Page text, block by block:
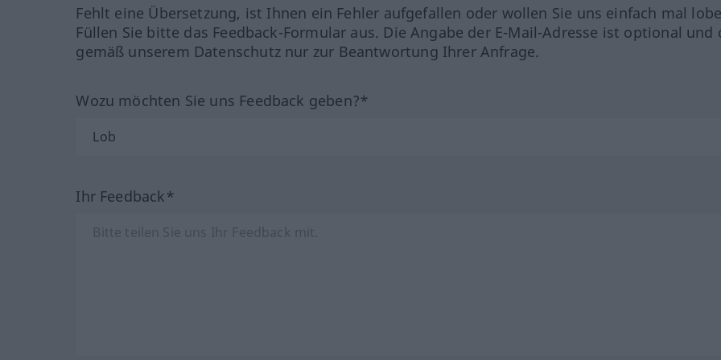
Fehlt eine Übersetzung, ist Ihnen ein Fehler aufgefallen oder wollen Sie uns einfach mal
Füllen Sie bitte das Feedback-Formular aus. Die Angabe der E-Mail-Adresse ist optional und
gemäß unserem Datenschutz nur zur Beantwortung Ihrer Anfrage.
Wozu möchten Sie uns Feedback geben?*
Ihr Feedback*